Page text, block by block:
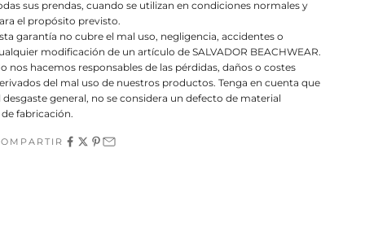
sus prendas, cuando se utilizan en condiciones normales y
el propósito previsto.
garantía no cubre el mal uso, negligencia, accidentes o
modificación de un artículo de SALVADOR BEACHWEAR.
nos hacemos responsables de las pérdidas, daños o costes
del mal uso de nuestros productos. Tenga en cuenta que
desgaste general, no se considera un defecto de material
de fabricación.